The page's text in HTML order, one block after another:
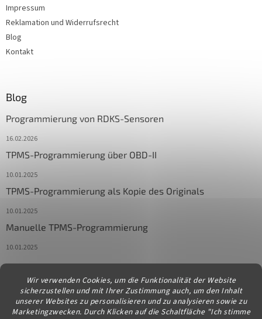
Wir verwenden Cookies, um die Funktionalität der Website
sicherzustellen und mit Ihrer Zustimmung auch, um den Inhalt
unserer Websites zu personalisieren und zu analysieren sowie zu
Marketingzwecken. Durch Klicken auf die Schaltfläche "Ich stimme
Impressum
Reklamation und Widerrufsrecht
Blog
Kontakt
Blog
Programmierung von RDKS-Sensoren
16.02.2026
TPMS-Programmierung über OBD-II
10.01.2025
TPMS-Programmierung als Kopie des Originals
10.01.2025
Manuelle TPMS-Programmierung
10.01.2025
Kontakt
info@diagstore.at